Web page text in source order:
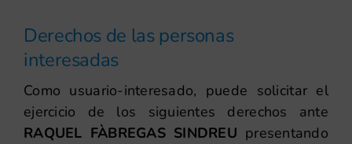
Derechos de las personas
interesadas
Como usuario-interesado, puede solicitar el
ejercicio de los siguientes derechos ante
RAQUEL FÀBREGAS SINDREU presentando